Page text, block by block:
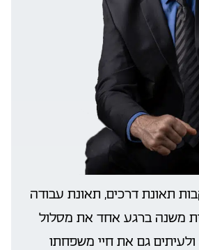
תאונת דרכים, תאונת עבודה
משנה ברגע אחד את מסלול
ולעיתים גם את חיי משפחתו